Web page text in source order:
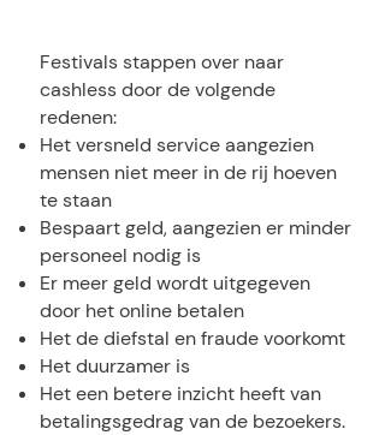
Festivals stappen over naar
cashless door de volgende
redenen:
Het versneld service aangezien
mensen niet meer in de rij hoeven
te staan
Bespaart geld, aangezien er minder
personeel nodig is
Er meer geld wordt uitgegeven
door het online betalen
Het de diefstal en fraude voorkomt
Het duurzamer is
Het een betere inzicht heeft van
betalingsgedrag van de bezoekers.